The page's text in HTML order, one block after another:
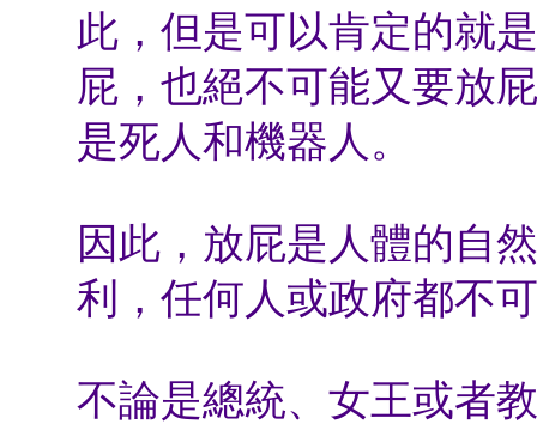
此，但是可以肯定的就
屁，也絕不可能又要放
是死人和機器人。
因此，放屁是人體的自
利，任何人或政府都不
不論是總統、女王或者